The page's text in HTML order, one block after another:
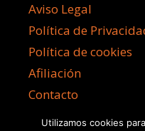
Aviso Legal
Política de
Política de cookies
Afiliación
Contacto
Utilizamos cookies